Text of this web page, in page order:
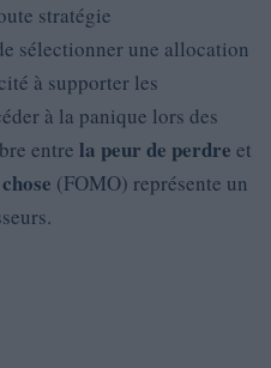
stratégie
sélectionner une allocation
à supporter les
à la panique lors des
entre la peur de perdre et
(FOMO) représente un